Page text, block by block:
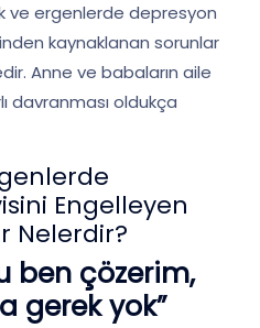
ve ergenlerde depresyon
kaynaklanan sorunlar
Anne ve babaların aile
davranması oldukça
Engelleyen
Nelerdir?
ben çözerim,
gerek yok”